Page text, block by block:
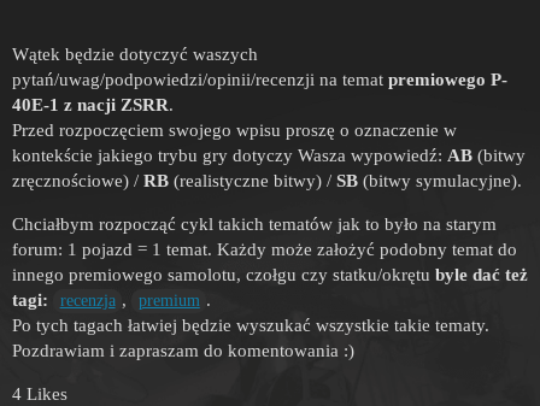
Wątek będzie dotyczyć waszych
pytań/uwag/podpowiedzi/opinii/recenzji na temat premiowego P-
40E-1 z nacji ZSRR.
Przed rozpoczęciem swojego wpisu proszę o oznaczenie w
kontekście jakiego trybu gry dotyczy Wasza wypowiedź: AB (bitwy
zręcznościowe) / RB (realistyczne bitwy) / SB (bitwy symulacyjne).
Chciałbym rozpocząć cykl takich tematów jak to było na starym
forum: 1 pojazd = 1 temat. Każdy może założyć podobny temat do
innego premiowego samolotu, czołgu czy statku/okrętu byle dać też
tagi:
recenzja , premium .
Po tych tagach łatwiej będzie wyszukać wszystkie takie tematy.
Pozdrawiam i zapraszam do komentowania :)
4 Likes